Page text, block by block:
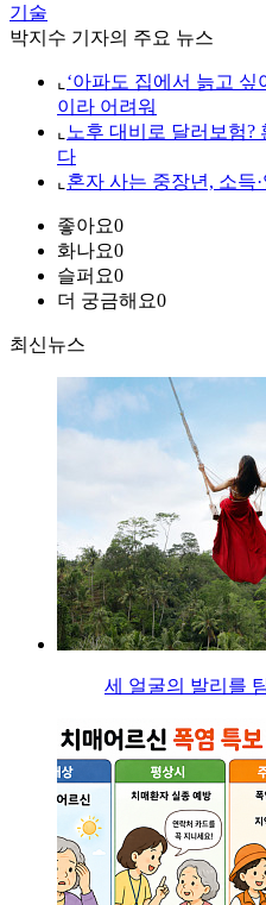
기술
박지수 기자의 주요 뉴스
⌞ ‘아파도 집에서 늙고
이라 어려워
⌞ 노후 대비로 달러보험?
다
⌞ 혼자 사는 중장년, 소득
좋아요0
화나요0
슬퍼요0
더 궁금해요0
최신뉴스
세 얼굴의 발리를